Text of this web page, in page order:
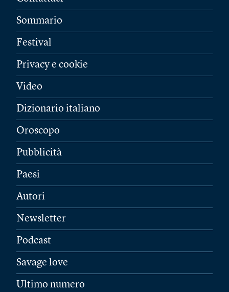
Sommario
Festival
Privacy e cookie
Video
Dizionario italiano
Oroscopo
Pubblicità
Paesi
Autori
Newsletter
Podcast
Savage love
Ultimo numero